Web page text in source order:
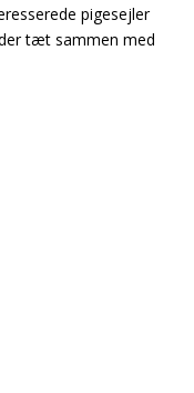
pigesejler
tæt sammen med